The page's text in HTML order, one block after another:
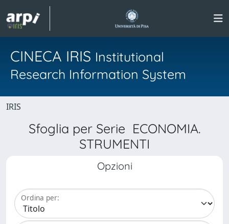
CINECA IRIS Institutional
Research Information System
IRIS
Sfoglia per Serie ECONOMIA.
STRUMENTI
Opzioni
Ordina per: